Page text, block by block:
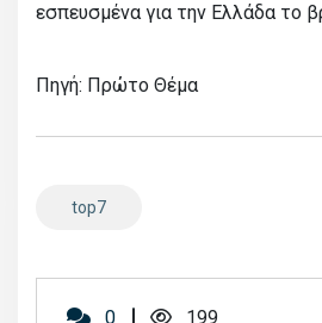
εσπευσμένα για την Ελλάδα το
Πηγή: Πρώτο Θέμα
top7
0 199